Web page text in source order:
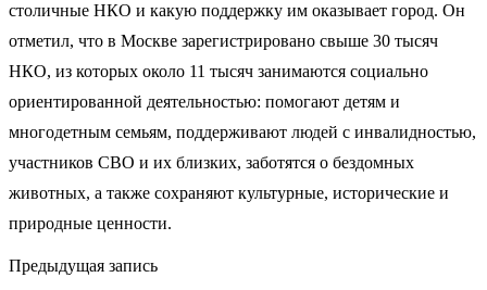
столичные НКО и какую поддержку им оказывает город. Он
отметил, что в Москве зарегистрировано свыше 30 тысяч
НКО, из которых около 11 тысяч занимаются социально
ориентированной деятельностью: помогают детям и
многодетным семьям, поддерживают людей с инвалидностью,
участников СВО и их близких, заботятся о бездомных
животных, а также сохраняют культурные, исторические и
природные ценности.
Предыдущая запись